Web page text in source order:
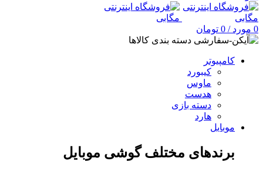
0 مورد/
0 تومان
دسته بندی کالاها
کامپیوتر
کیبورد
ماوس
هدست
دسته بازی
هارد
موبایل
برندهای مختلف گوشی موبایل